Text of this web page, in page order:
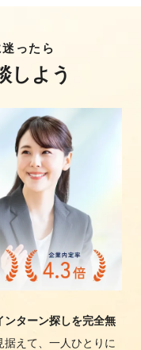
ったら
しよう
ンターン探しを完全無
えて、一人ひとりに